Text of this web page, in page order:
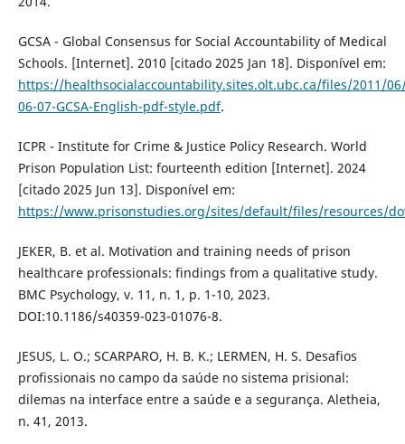
GCSA - Global Consensus for Social Accountability of Medical
Schools. [Internet]. 2010 [citado 2025 Jan 18]. Disponível em:
https://healthsocialaccountability.sites.olt.ubc.ca/files/2011/
06-07-GCSA-English-pdf-style.pdf.
ICPR - Institute for Crime & Justice Policy Research. World
Prison Population List: fourteenth edition [Internet]. 2024
[citado 2025 Jun 13]. Disponível em:
https://www.prisonstudies.org/sites/default/files/resources/
JEKER, B. et al. Motivation and training needs of prison
healthcare professionals: findings from a qualitative study.
BMC Psychology, v. 11, n. 1, p. 1-10, 2023.
DOI:10.1186/s40359-023-01076-8.
JESUS, L. O.; SCARPARO, H. B. K.; LERMEN, H. S. Desafios
profissionais no campo da saúde no sistema prisional:
dilemas na interface entre a saúde e a segurança. Aletheia,
n. 41, 2013.